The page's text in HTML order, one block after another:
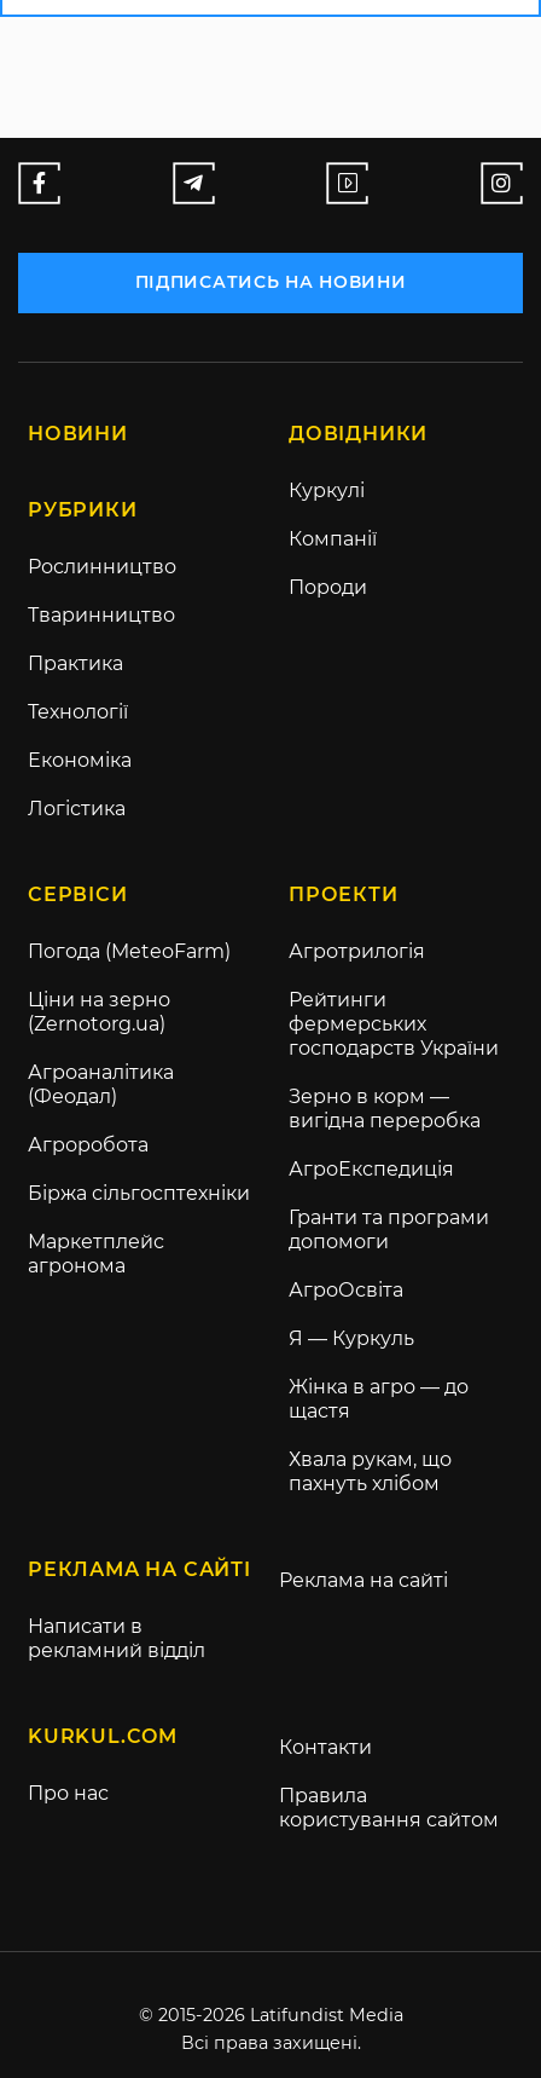
ПІДПИСАТИСЬ НА НОВИНИ
НОВИНИ
РУБРИКИ
Рослинництво
Тваринництво
Практика
Технології
Економіка
Логістика
ДОВІДНИКИ
Куркулі
Компанії
Породи
СЕРВІСИ
Погода (MeteoFarm)
Ціни на зерно
(Zernotorg.ua)
Агроаналітика
(Феодал)
Агроробота
Біржа сільгосптехніки
Маркетплейс
агронома
ПРОЕКТИ
Агротрилогія
Рейтинги
фермерських
господарств України
Зерно в корм —
вигідна переробка
АгроЕкспедиція
Гранти та програми
допомоги
АгроОсвіта
Я — Куркуль
Жінка в агро — до
щастя
Хвала рукам, що
пахнуть хлібом
РЕКЛАМА НА САЙТІ
Написати в
рекламний відділ
Реклама на сайті
KURKUL.COM
Про нас
Контакти
Правила
користування сайтом
© 2015-2026 Latifundist Media
Всі права захищені.